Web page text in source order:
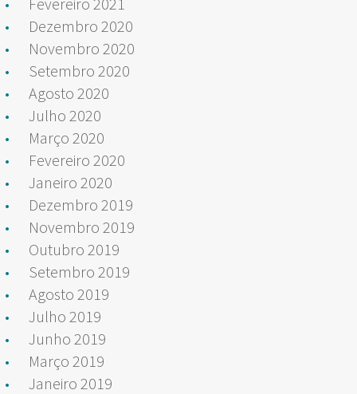
Dezembro 2020
Novembro 2020
Setembro 2020
Agosto 2020
Julho 2020
Março 2020
Fevereiro 2020
Janeiro 2020
Dezembro 2019
Novembro 2019
Outubro 2019
Setembro 2019
Agosto 2019
Julho 2019
Junho 2019
Março 2019
Janeiro 2019